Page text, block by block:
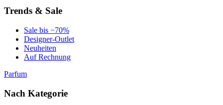
Trends & Sale
Sale bis −70%
Designer-Outlet
Neuheiten
Auf Rechnung
Parfum
Nach Kategorie